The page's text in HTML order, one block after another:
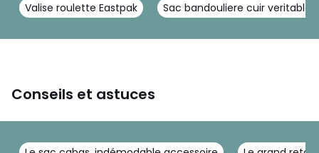
Valise roulette Eastpak Sac bandouliere cuir veritable
Conseils et astuces